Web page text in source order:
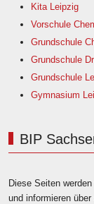
Kita Leipzig
Vorschule
Grundschule
Grundschule
Grundschule
Gymnasium
BIP
Diese Seiten
und informieren